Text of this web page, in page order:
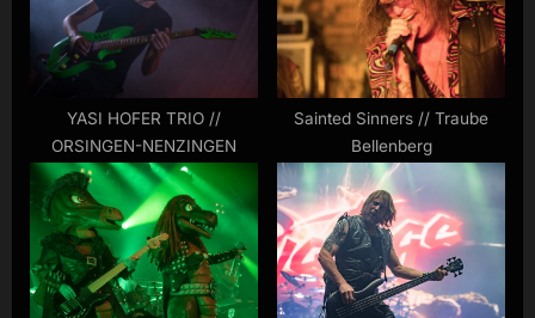
YASI HOFER TRIO //
ORSINGEN-NENZINGEN
Sainted Sinners // Traube
Bellenberg